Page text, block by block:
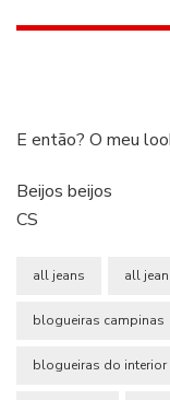
E então? O meu
Beijos beijos
CS
all jeans all
blogueiras campinas
blogueiras do interior